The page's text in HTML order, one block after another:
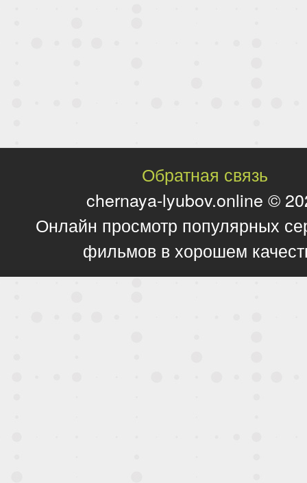
Обратная связь
chernaya-lyubov.online ©
Онлайн просмотр популярных
фильмов в хорошем